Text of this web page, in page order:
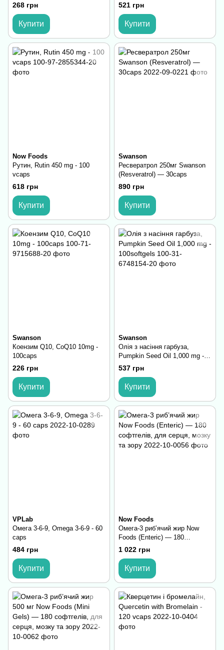
268 грн
Купити
521 грн
Купити
Now Foods
Рутин, Rutin 450 mg - 100
vcaps
618 грн
Купити
Swanson
Ресвератрол 250мг Swanson
(Resveratrol) — 30caps
890 грн
Купити
Swanson
Коензим Q10, CoQ10 10mg -
100caps
226 грн
Купити
Swanson
Олія з насіння гарбуза,
Pumpkin Seed Oil 1,000 mg -
100softgels
537 грн
Купити
VPLab
Омега 3-6-9, Omega 3-6-9 - 60
caps
484 грн
Купити
Now Foods
Омега-3 риб’ячий жир Now
Foods (Enteric) — 180
софтгелів, для серця, мозку
1 022 грн
Купити